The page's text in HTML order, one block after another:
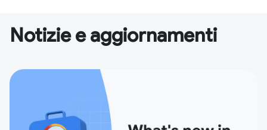
Notizie e aggiornamenti